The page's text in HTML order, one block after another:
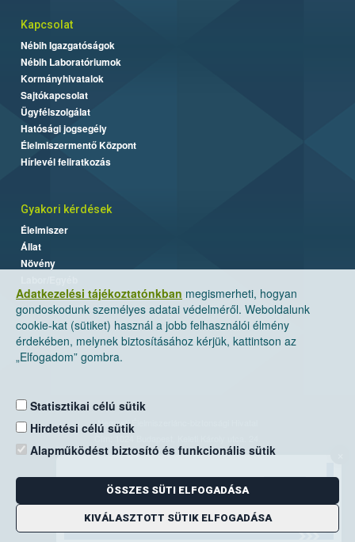
Adatkezelési tájékoztatónkban megismerheti, hogyan
gondoskodunk személyes adatai védelméről. Weboldalunk
cookie-kat (sütiket) használ a jobb felhasználói élmény
érdekében, melynek biztosításához kérjük, kattintson az
„Elfogadom” gombra.
Statisztikai célú sütik
Hirdetési célú sütik
Alapműködést biztosító és funkcionális sütik
ÖSSZES SÜTI ELFOGADÁSA
KIVÁLASZTOTT SÜTIK ELFOGADÁSA
Kapcsolat
Nébih Igazgatóságok
Nébih Laboratóriumok
Kormányhivatalok
Sajtókapcsolat
Ügyfélszolgálat
Hatósági jogsegély
Élelmiszermentő Központ
Hírlevél feliratkozás
Gyakori kérdések
Élelmiszer
Állat
Növény
Nemzeti Élelmiszerlánc-biztonsági Hivatal
Levelezési cím: 1525 Budapest. Pf. 30.
E-mail:ugyfelszolgalat@nebih.gov.hu
Zöld szám: 06-80/263-244
Telefon: 06-1/ 336-9000